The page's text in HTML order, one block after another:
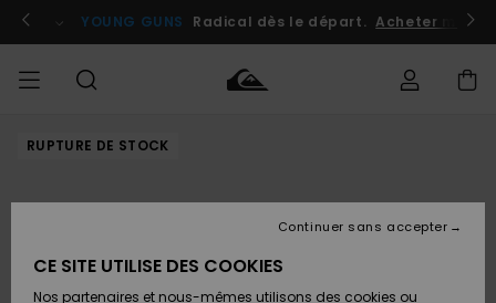
l'information
le
Se connecter / s'inscrire
YOUNG GUNS Radical dès le départ. Acheter
HOMME Vêtements
Vêtements
FEMME
Shop
Surf
Surf
Shop
Snow
Snow
Shop
Outlet
Enfant
Accéder à
RUPTURE DE STOCK
CE SITE UTILISE DES COOKIES
Nos partenaires et nous-mêmes utilisons des cookies ou
Continuer sans accepter